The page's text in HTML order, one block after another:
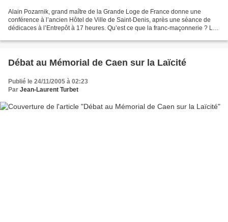
Alain Pozarnik, grand maître de la Grande Loge de France donne une
conférence à l’ancien Hôtel de Ville de Saint-Denis, après une séance de
dédicaces à l’Entrepôt à 17 heures. Qu’est ce que la franc-maçonnerie ? La
Débat au Mémorial de Caen sur la Laïcité
Publié le 24/11/2005 à 02:23
Par Jean-Laurent Turbet